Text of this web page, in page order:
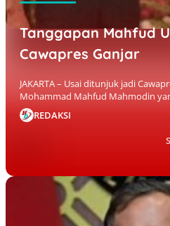
Tanggapan Mahfud
Cawapres Ganjar
JAKARTA – Usai ditunjuk jadi
Mohammad Mahfud Mahmodin
REDAKSI